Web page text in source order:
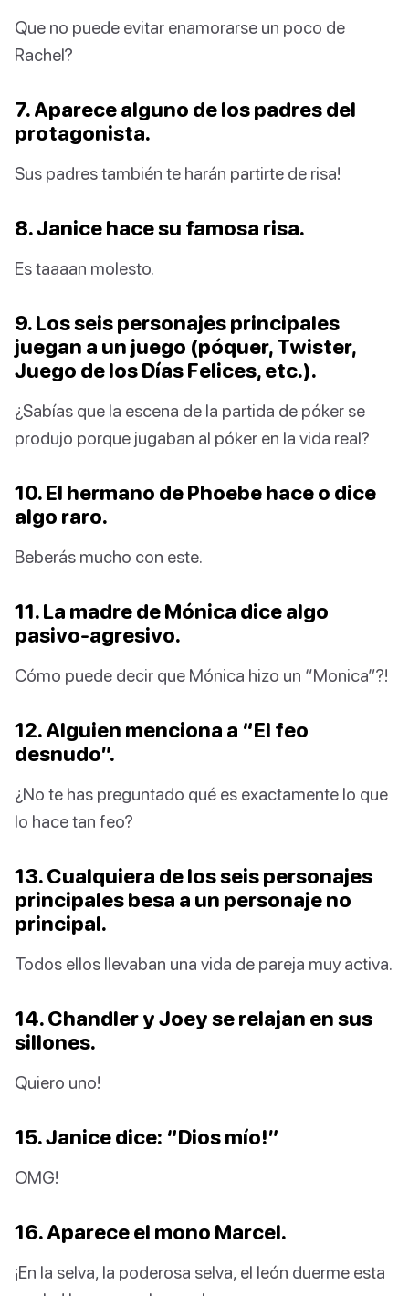
Que no puede evitar enamorarse un poco de
Rachel?
7. Aparece alguno de los padres del
protagonista.
Sus padres también te harán partirte de risa!
8. Janice hace su famosa risa.
Es taaaan molesto.
9. Los seis personajes principales
juegan a un juego (póquer, Twister,
Juego de los Días Felices, etc.).
¿Sabías que la escena de la partida de póker se
produjo porque jugaban al póker en la vida real?
10. El hermano de Phoebe hace o dice
algo raro.
Beberás mucho con este.
11. La madre de Mónica dice algo
pasivo-agresivo.
Cómo puede decir que Mónica hizo un “Monica”?!
12. Alguien menciona a “El feo
desnudo”.
¿No te has preguntado qué es exactamente lo que
lo hace tan feo?
13. Cualquiera de los seis personajes
principales besa a un personaje no
principal.
Todos ellos llevaban una vida de pareja muy activa.
14. Chandler y Joey se relajan en sus
sillones.
Quiero uno!
15. Janice dice: “Dios mío!”
OMG!
16. Aparece el mono Marcel.
¡En la selva, la poderosa selva, el león duerme esta